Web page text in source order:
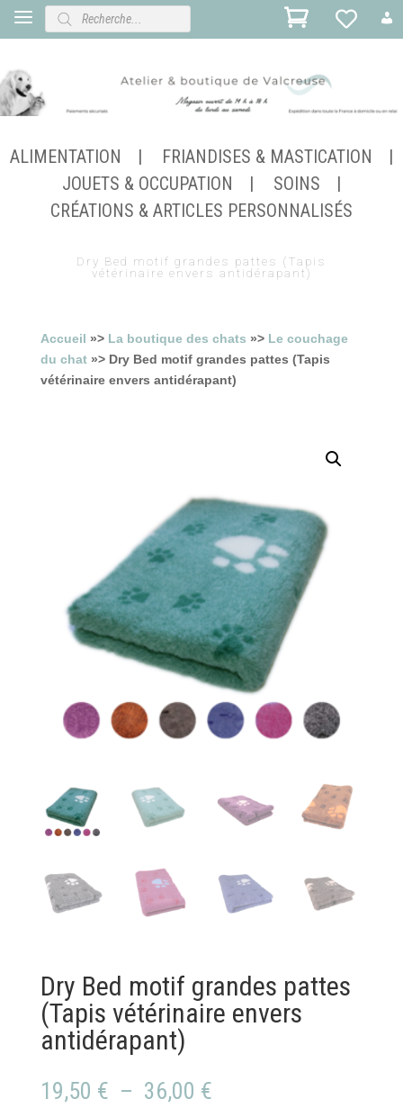
Recherche
produits
ALIMENTATION
FRIANDISES & MASTICATION
JOUETS & OCCUPATION
SOINS
CRÉATIONS & ARTICLES PERSONNALISÉS
Dry Bed motif grandes pattes (Tapis
vétérinaire envers antidérapant)
Accueil »> La boutique des chats »> Le couchage
du chat»> Dry Bed motif grandes pattes (Tapis
vétérinaire envers antidérapant)
Dry Bed motif grandes pattes
(Tapis vétérinaire envers
antidérapant)
19,50 € – 36,00 €Plage